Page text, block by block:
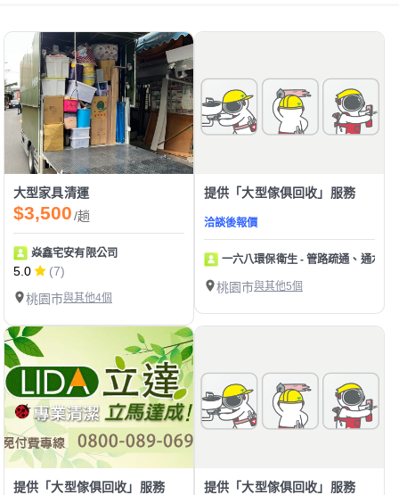
大型家具清運
$3,500/趟
焱鑫宅安有限公司
5.0
(7)
桃園市與其他4個
提供「大型傢俱回收」服務
洽談後報價
一六八環保衛生 - 管路疏通、通水管
桃園市與其他5個
提供「大型傢俱回收」服務 提供「大型傢俱回收」服務